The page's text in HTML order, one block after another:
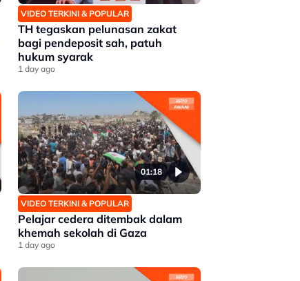
VIDEO TERKINI & POPULAR
TH tegaskan pelunasan zakat
bagi pendeposit sah, patuh
hukum syarak
1 day ago
01:18
VIDEO TERKINI & POPULAR
Pelajar cedera ditembak dalam
khemah sekolah di Gaza
1 day ago